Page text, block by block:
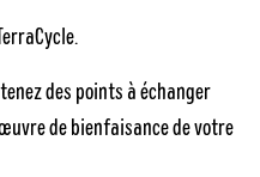
des points à échanger
de bienfaisance de votre